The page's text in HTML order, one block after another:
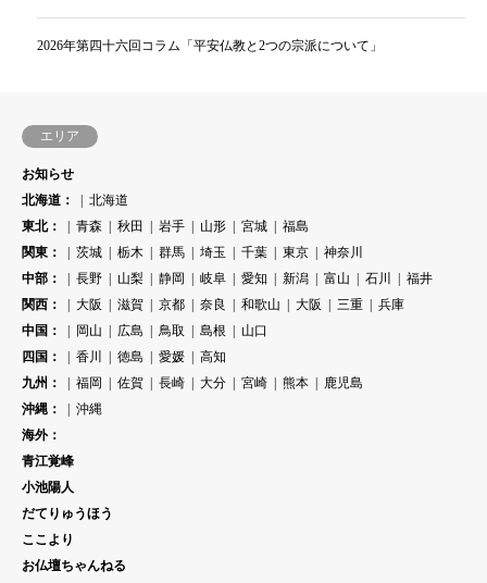
2026年第四十六回コラム「平安仏教と2つの宗派について」
エリア
お知らせ
北海道：
北海道
東北：
青森 秋田 岩手 山形 宮城
福島
関東：
茨城 栃木 群馬 埼玉 千葉 東京
神奈川
中部：
長野 山梨 静岡 岐阜 愛知 新潟 富山 石川
福井
関西：
大阪 滋賀 京都 奈良 和歌山 大阪 三重
兵庫
中国：
岡山 広島 鳥取 島根
山口
四国：
香川 徳島 愛媛
高知
九州：
福岡 佐賀 長崎 大分 宮崎 熊本
鹿児島
沖縄：
沖縄
海外：
青江覚峰
小池陽人
だてりゅうほう
ここより
お仏壇ちゃんねる